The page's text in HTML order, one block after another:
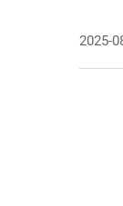
2025-